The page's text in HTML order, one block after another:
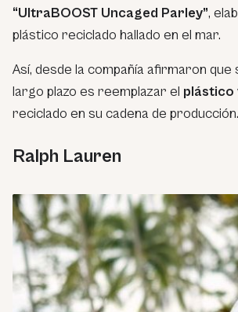
“UltraBOOST Uncaged Parley”,
plástico reciclado hallado en el mar.
Así, desde la compañía afirmaron que
largo plazo es reemplazar el plástico
reciclado en su cadena de producción.
Ralph Lauren